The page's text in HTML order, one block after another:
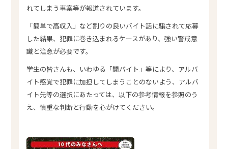
れてしまう事案等が報道されています。
「簡単で高収入」など割りの良いバイト話に騙されて応募
した結果、犯罪に巻き込まれるケースがあり、強い警戒意
識と注意が必要です。
学生の皆さんも、いわゆる「闇バイト」等により、アルバ
イト感覚で犯罪に加担してしまうことのないよう、アルバ
イト先等の選択にあたっては、以下の参考情報を参照のう
え、慎重な判断と行動を心がけてください。